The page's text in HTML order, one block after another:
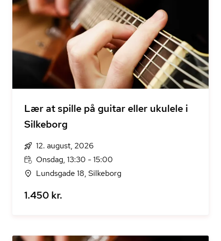
Lær at spille på guitar eller ukulele i
Silkeborg
12. august, 2026
Onsdag, 13:30 - 15:00
Lundsgade 18, Silkeborg
1.450 kr.